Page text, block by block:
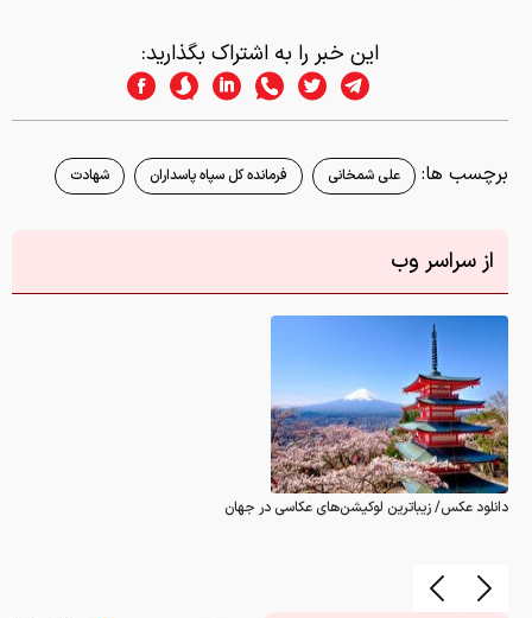
این خبر را به اشتراک بگذارید:
برچسب ها: علی شمخانی فرمانده کل سپاه پاسداران شهادت
از سراسر وب
دانلود عکس/ زیباترین لوکیشن‌های عکاسی در جهان